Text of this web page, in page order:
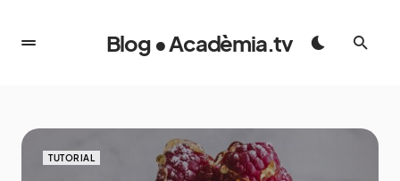
Blog • Acadèmia.tv
TUTORIAL